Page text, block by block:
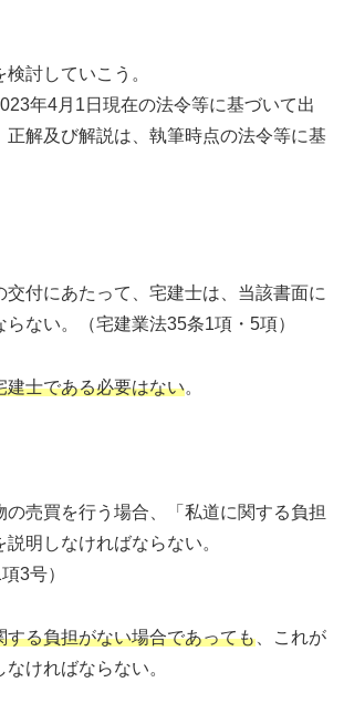
討していこう。
年4月1日現在の法令等に基づいて出
正解及び解説は、執筆時点の法令等に基
交付にあたって、宅建士は、当該書面に
ない。（宅建業法35条1項・5項）
建士である必要はない。
の売買を行う場合、「私道に関する負担
明しなければならない。
3号）
する負担がない場合であっても 、これが
ければならない。